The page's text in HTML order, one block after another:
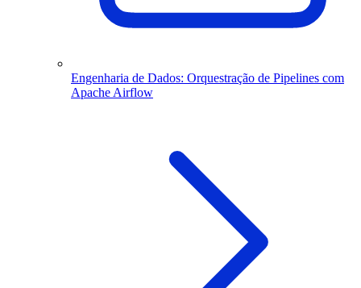
Engenharia de Dados: Orquestração de Pipelines com
Apache Airflow